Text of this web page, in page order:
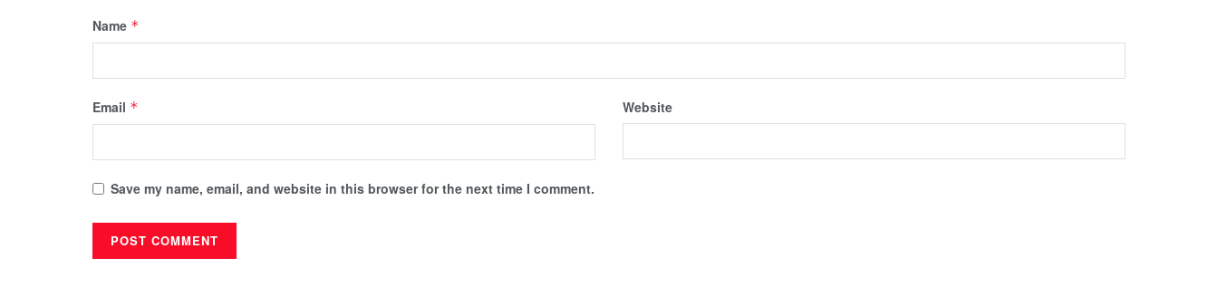
Name *
Email * Website
Save my name, email, and website in this browser for the next time I comment.